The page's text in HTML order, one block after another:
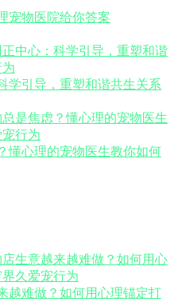
宠物医院给你答案
学引导，重塑和谐共生关系
懂心理的宠物医生教你如何
越难做？如何用心理锚定打